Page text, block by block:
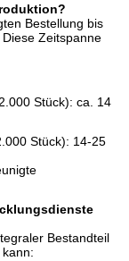
Bestellung bis
Zeitspanne
Stück): ca. 14
Stück): 14-25
Bestandteil